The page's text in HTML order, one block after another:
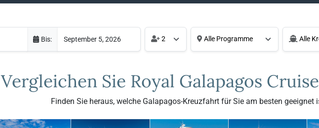
Bis: 2 Alle Programme Alle
Vergleichen Sie Royal Galapagos
Finden Sie heraus, welche Galapagos-Kreuzfahrt für Sie am besten geeignet